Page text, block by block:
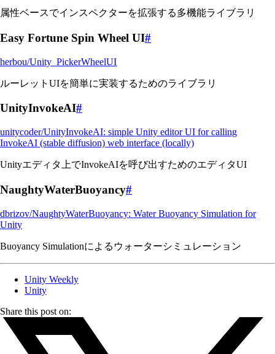
属性ベースでインスペクターを拡張する多機能ライブラリ
Easy Fortune Spin Wheel UI#
herbou/Unity_PickerWheelUI
ルーレットUIを簡単に実装するためのライブラリ
UnityInvokeAI#
unitycoder/UnityInvokeAI: simple Unity editor UI for calling
InvokeAI (stable diffusion) web interface (locally)
Unityエディタ上でInvokeAIを呼び出すためのエディタUI
NaughtyWaterBuoyancy#
dbrizov/NaughtyWaterBuoyancy: Water Buoyancy Simulation for
Unity
Buoyancy Simulationによるウォーターシミュレーション
Unity Weekly
Unity
Share this post on: